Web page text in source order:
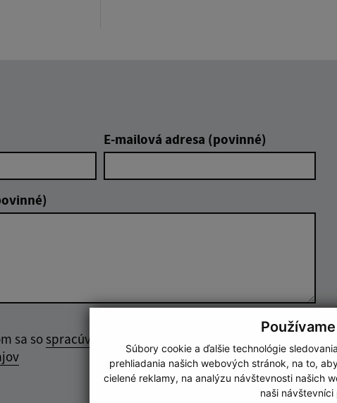
Súbory cookie a ďalšie technológie
prehliadania našich webových stránok, na to,
cielené reklamy, na analýzu návštevnosti našich
naši
E-mailová adresa (povinné)
sa sospracúvaním
Odoslať správu